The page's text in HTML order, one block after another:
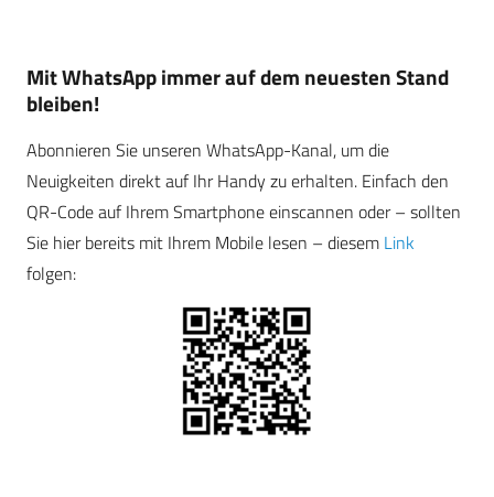
Mit WhatsApp immer auf dem neuesten Stand
bleiben!
Abonnieren Sie unseren WhatsApp-Kanal, um die
Neuigkeiten direkt auf Ihr Handy zu erhalten. Einfach den
QR-Code auf Ihrem Smartphone einscannen oder – sollten
Sie hier bereits mit Ihrem Mobile lesen – diesem Link
folgen: